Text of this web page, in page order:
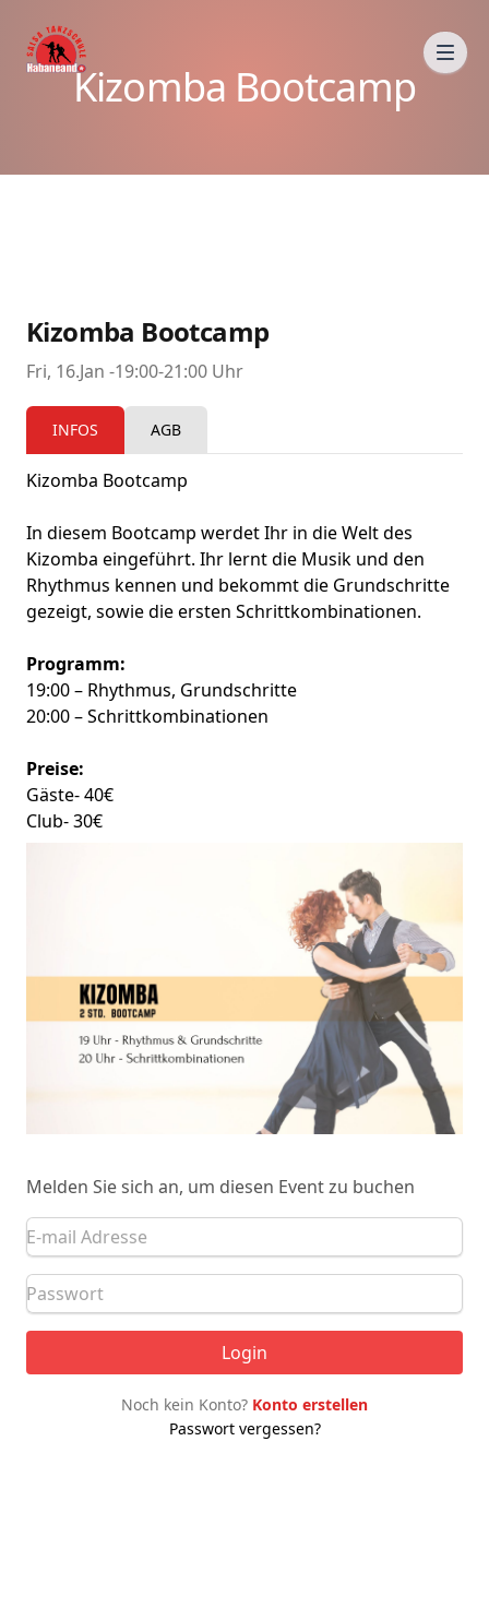
Kizomba Bootcamp
Kizomba Bootcamp
Fri, 16.Jan -19:00-21:00 Uhr
INFOS AGB
Kizomba Bootcamp
In diesem Bootcamp werdet Ihr in die Welt des
Kizomba eingeführt. Ihr lernt die Musik und den
Rhythmus kennen und bekommt die Grundschritte
gezeigt, sowie die ersten Schrittkombinationen.
Programm:
19:00 – Rhythmus, Grundschritte
20:00 – Schrittkombinationen
Preise:
Gäste- 40€
Club- 30€
Melden Sie sich an, um diesen Event zu buchen
Login
Noch kein Konto? Konto erstellen
Passwort vergessen?